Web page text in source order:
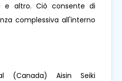
e altro. Ciò consente di
complessiva all'interno
(Canada) Aisin Seiki